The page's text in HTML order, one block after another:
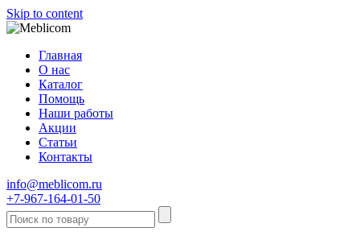
Skip to content
Главная
О нас
Каталог
Помощь
Наши работы
Акции
Статьи
Контакты
info@meblicom.ru
+7-967-164-01-50